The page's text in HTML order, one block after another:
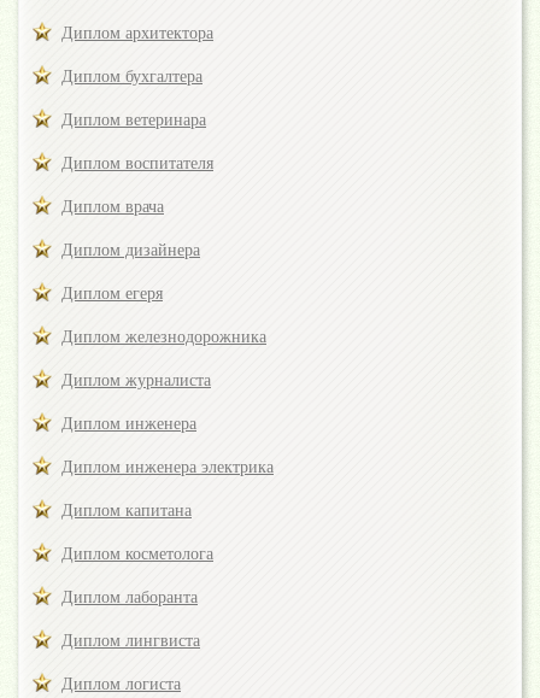
Диплом архитектора
Диплом бухгалтера
Диплом ветеринара
Диплом воспитателя
Диплом врача
Диплом дизайнера
Диплом егеря
Диплом железнодорожника
Диплом журналиста
Диплом инженера
Диплом инженера электрика
Диплом капитана
Диплом косметолога
Диплом лаборанта
Диплом лингвиста
Диплом логиста